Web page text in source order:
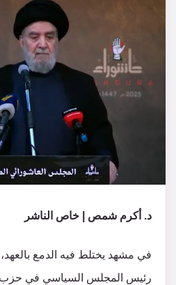
د. أكرم شمص | خاص الناشر
في مشهد يختلط فيه الدمع
رئيس المجلس السياسي في حزب